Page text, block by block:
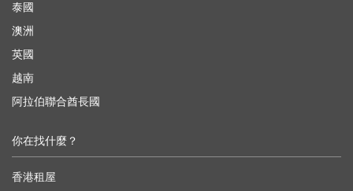
泰國
澳洲
英國
越南
阿拉伯聯合酋長國
你在找什麼？
香港租屋